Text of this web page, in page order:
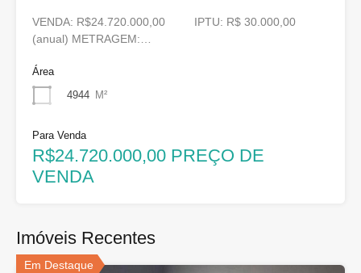
VENDA: R$24.720.000,00 IPTU: R$ 30.000,00
(anual) METRAGEM:…
Área
4944 M²
Para Venda
R$24.720.000,00 PREÇO DE
VENDA
Imóveis Recentes
Em Destaque